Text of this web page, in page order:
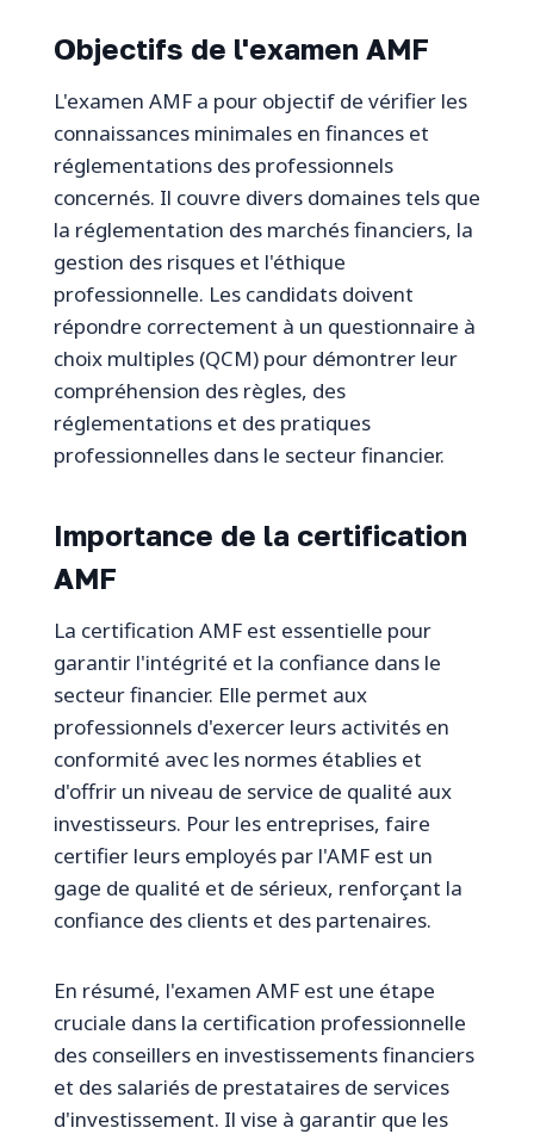
Objectifs de l'examen AMF
L'examen AMF a pour objectif de vérifier les
connaissances minimales en finances et
réglementations des professionnels
concernés. Il couvre divers domaines tels que
la réglementation des marchés financiers, la
gestion des risques et l'éthique
professionnelle. Les candidats doivent
répondre correctement à un questionnaire à
choix multiples (QCM) pour démontrer leur
compréhension des règles, des
réglementations et des pratiques
professionnelles dans le secteur financier.
Importance de la certification
AMF
La certification AMF est essentielle pour
garantir l'intégrité et la confiance dans le
secteur financier. Elle permet aux
professionnels d'exercer leurs activités en
conformité avec les normes établies et
d'offrir un niveau de service de qualité aux
investisseurs. Pour les entreprises, faire
certifier leurs employés par l'AMF est un
gage de qualité et de sérieux, renforçant la
confiance des clients et des partenaires.
En résumé, l'examen AMF est une étape
cruciale dans la certification professionnelle
des conseillers en investissements financiers
et des salariés de prestataires de services
d'investissement. Il vise à garantir que les